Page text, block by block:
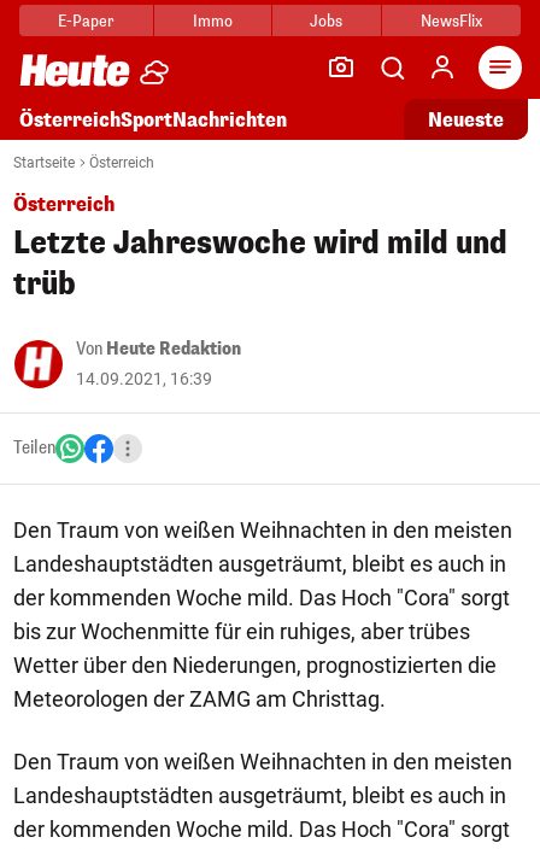
E-Paper Immo Jobs NewsFlix
ÖsterreichSportNachrichten Neueste
Startseite Österreich
Österreich
Letzte Jahreswoche wird mild und
trüb
Von Heute Redaktion
14.09.2021, 16:39
Teilen
Den Traum von weißen Weihnachten in den meisten
Landeshauptstädten ausgeträumt, bleibt es auch in
der kommenden Woche mild. Das Hoch "Cora" sorgt
bis zur Wochenmitte für ein ruhiges, aber trübes
Wetter über den Niederungen, prognostizierten die
Meteorologen der ZAMG am Christtag.
Den Traum von weißen Weihnachten in den meisten
Landeshauptstädten ausgeträumt, bleibt es auch in
der kommenden Woche mild. Das Hoch "Cora" sorgt